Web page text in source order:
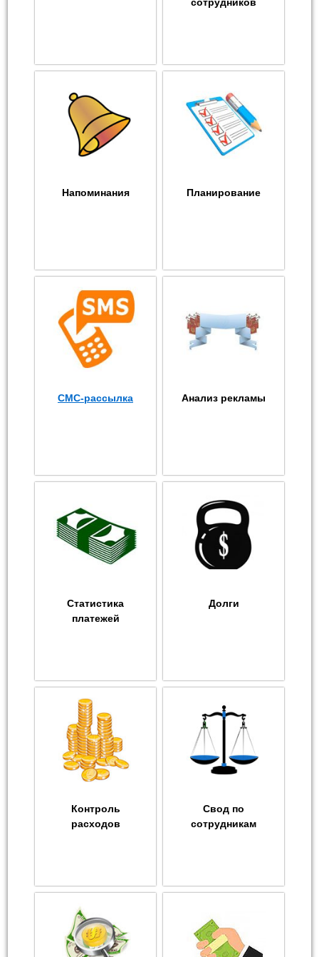
Напоминания Планирование
СМС-рассылка Анализ рекламы
Статистика
платежей
Долги
Контроль
расходов
Свод по
сотрудникам